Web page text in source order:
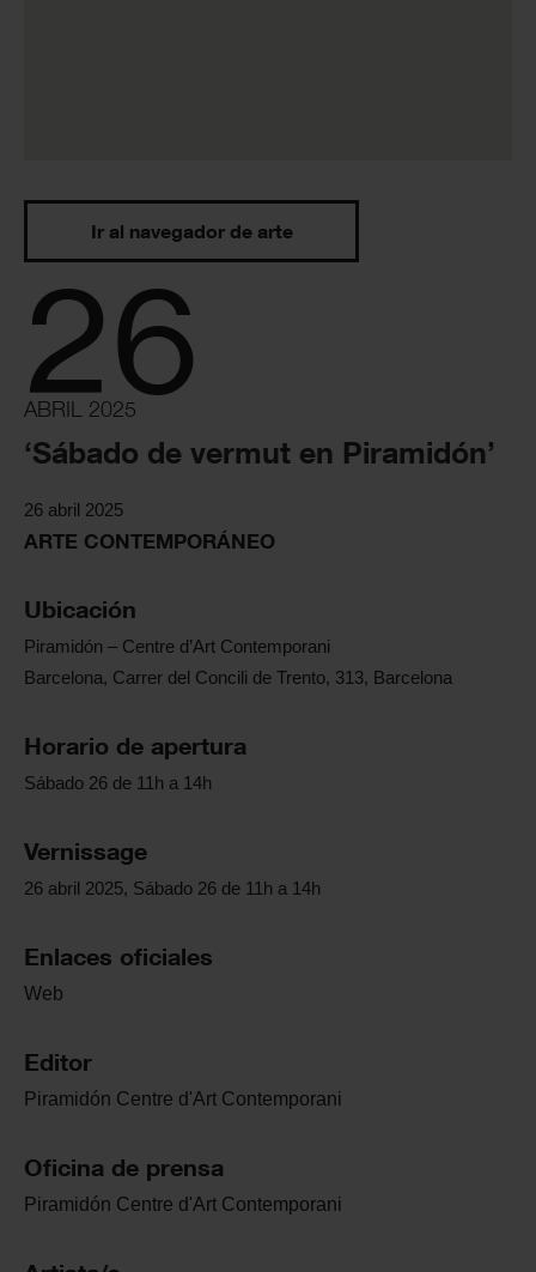
Ir al navegador de arte
26
ABRIL 2025
‘Sábado de vermut en Piramidón’
26 abril 2025
ARTE CONTEMPORÁNEO
Ubicación
Piramidón – Centre d’Art Contemporani
Barcelona, Carrer del Concili de Trento, 313, Barcelona
Horario de apertura
Sábado 26 de 11h a 14h
Vernissage
26 abril 2025, Sábado 26 de 11h a 14h
Enlaces oficiales
Web
Editor
Piramidón Centre d'Art Contemporani
Oficina de prensa
Piramidón Centre d'Art Contemporani